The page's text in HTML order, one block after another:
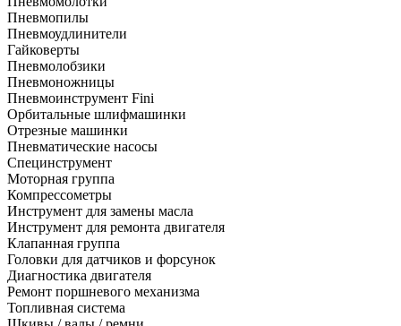
Пневмопилы
Пневмоудлинители
Гайковерты
Пневмолобзики
Пневмоножницы
Пневмоинструмент Fini
Орбитальные шлифмашинки
Отрезные машинки
Пневматические насосы
Специнструмент
Моторная группа
Компрессометры
Инструмент для замены масла
Инструмент для ремонта двигателя
Клапанная группа
Головки для датчиков и форсунок
Диагностика двигателя
Ремонт поршневого механизма
Топливная система